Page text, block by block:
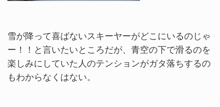
雪が降って喜ばないスキーヤーがどこにいるのじゃ
ー！！と言いたいところだが、青空の下で滑るのを
楽しみにしていた人のテンションがガタ落ちするの
もわからなくはない。